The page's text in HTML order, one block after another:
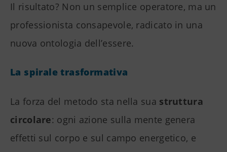
Il risultato? Non un semplice operatore, ma un
professionista consapevole, radicato in una
nuova ontologia dell’essere.
La spirale trasformativa
La forza del metodo sta nella sua struttura
circolare: ogni azione sulla mente genera
effetti sul corpo e sul campo energetico, e